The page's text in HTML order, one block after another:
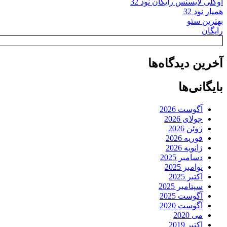
همیار نود 32
بهترین سئو
رایگان
آخرین دیدگاه‌ها
بایگانی‌ها
آگوست 2026
جولای 2026
ژوئن 2026
فوریه 2026
ژانویه 2026
دسامبر 2025
نوامبر 2025
اکتبر 2025
سپتامبر 2025
آگوست 2025
آگوست 2020
می 2020
اکتبر 2019